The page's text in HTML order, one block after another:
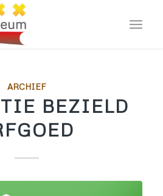
ARCHIEF
BEZIELD